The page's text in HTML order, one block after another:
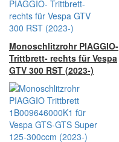
Monoschlitzrohr PIAGGIO-
Trittbrett- rechts für Vespa
GTV 300 RST (2023-)